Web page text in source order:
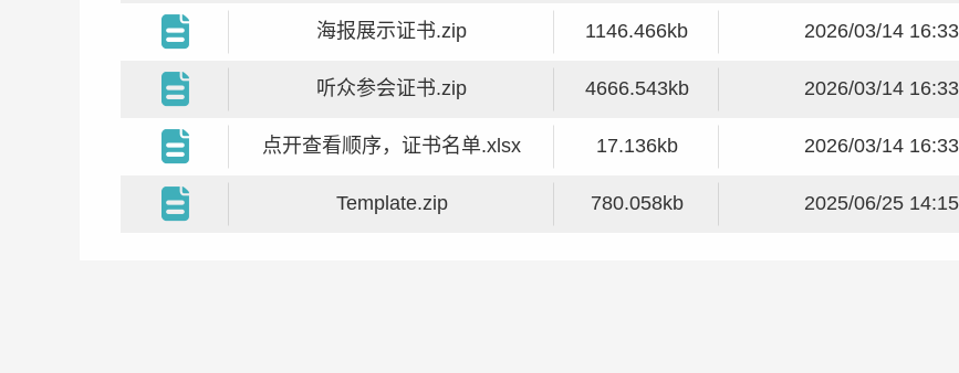
海报展示证书.zip 1146.466kb 2026/03/14 16:33
听众参会证书.zip 4666.543kb 2026/03/14 16:33
点开查看顺序，证书名单.xlsx 17.136kb 2026/03/14 16:33
Template.zip 780.058kb 2025/06/25 14:15